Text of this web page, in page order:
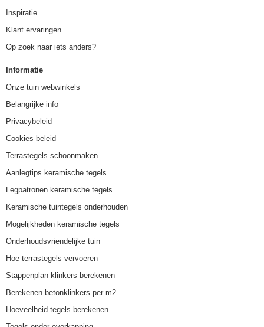
Inspiratie
Klant ervaringen
Op zoek naar iets anders?
Informatie
Onze tuin webwinkels
Belangrijke info
Privacybeleid
Cookies beleid
Terrastegels schoonmaken
Aanlegtips keramische tegels
Legpatronen keramische tegels
Keramische tuintegels onderhouden
Mogelijkheden keramische tegels
Onderhoudsvriendelijke tuin
Hoe terrastegels vervoeren
Stappenplan klinkers berekenen
Berekenen betonklinkers per m2
Hoeveelheid tegels berekenen